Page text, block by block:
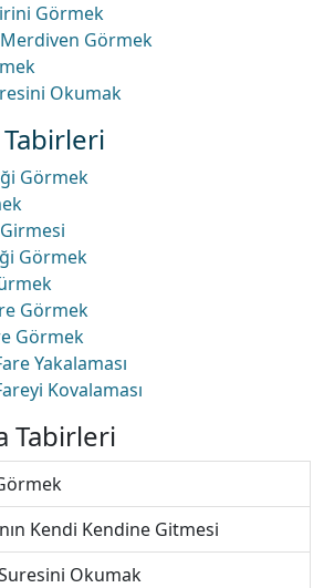
Görmek
Görmek
Okumak
Görmek
Görmek
Görmek
Görmek
Yakalaması
Kovalaması
Tabirleri
Kendi Kendine Gitmesi
Okumak